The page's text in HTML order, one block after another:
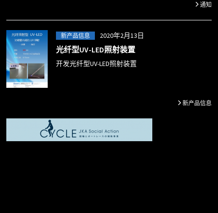
通知
新产品信息 2020年2月13日
光纤型UV-LED照射装置
开发光纤型UV-LED照射装置
新产品信息